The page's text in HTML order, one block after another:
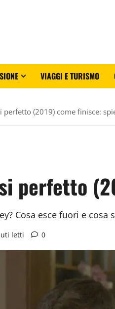
VIAGGI E TURISMO
perfetto (2019) come finisce:
perfetto
Cosa esce fuori e
letti 0